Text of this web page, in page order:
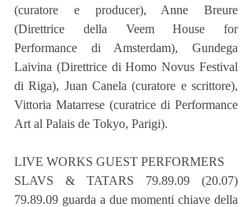
(curatore e producer), Anne Breure
(Direttrice della Veem House for
Performance di Amsterdam), Gundega
Laivina (Direttrice di Homo Novus Festival
di Riga), Juan Canela (curatore e scrittore),
Vittoria Matarrese (curatrice di Performance
Art al Palais de Tokyo, Parigi).
LIVE WORKS GUEST PERFORMERS
SLAVS & TATARS 79.89.09 (20.07)
79.89.09 guarda a due momenti chiave della